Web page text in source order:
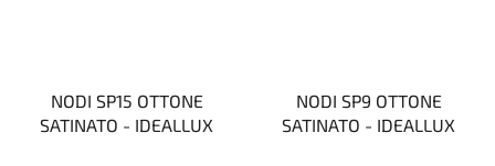
NODI SP15 OTTONE
SATINATO - IDEALLUX
NODI SP9 OTTONE
SATINATO - IDEALLUX